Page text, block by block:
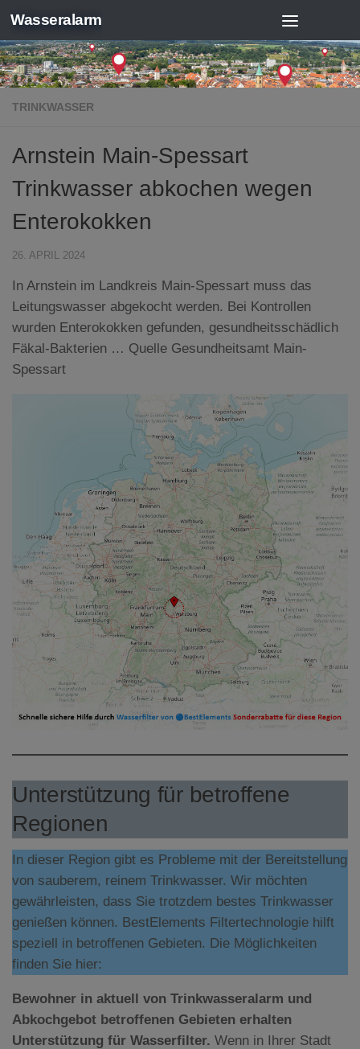
Zum Inhalt springen
Wasseralarm
TRINKWASSER
Arnstein Main-Spessart
Trinkwasser abkochen wegen
Enterokokken
26. APRIL 2024
In Arnstein im Landkreis Main-Spessart muss das
Leitungswasser abgekocht werden. Bei Kontrollen
wurden Enterokokken gefunden, gesundheitsschädlich
Fäkal-Bakterien … Quelle Gesundheitsamt Main-
Spessart
Unterstützung für betroffene
Regionen
In dieser Region gibt es Probleme mit der Bereitstellung
von sauberem, reinem Trinkwasser. Wir möchten
gewährleisten, dass Sie trotzdem bestes Trinkwasser
genießen können. BestElements Filtertechnologie hilft
speziell in betroffenen Gebieten. Die Möglichkeiten
finden Sie hier:
Bewohner in aktuell von Trinkwasseralarm und
Abkochgebot betroffenen Gebieten erhalten
Unterstützung für Wasserfilter. Wenn in Ihrer Stadt